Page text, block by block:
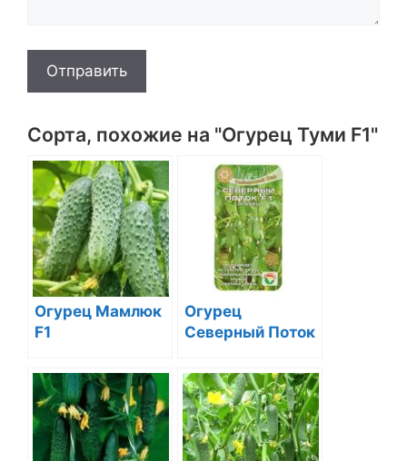
Отправить
Сорта, похожие на "Огурец Туми F1"
Огурец Мамлюк
F1
Огурец
Северный Поток